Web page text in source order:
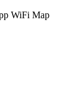
WiFi Map